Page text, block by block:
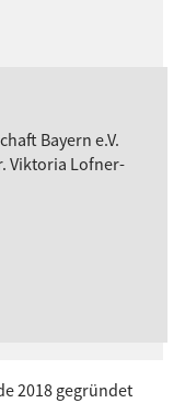
Bayern e.V.
Viktoria Lofner-
2018 gegründet